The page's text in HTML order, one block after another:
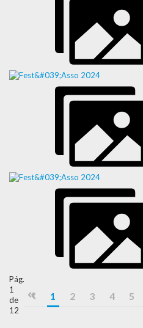
Pág.
1
de
12
1 2 3 4 5